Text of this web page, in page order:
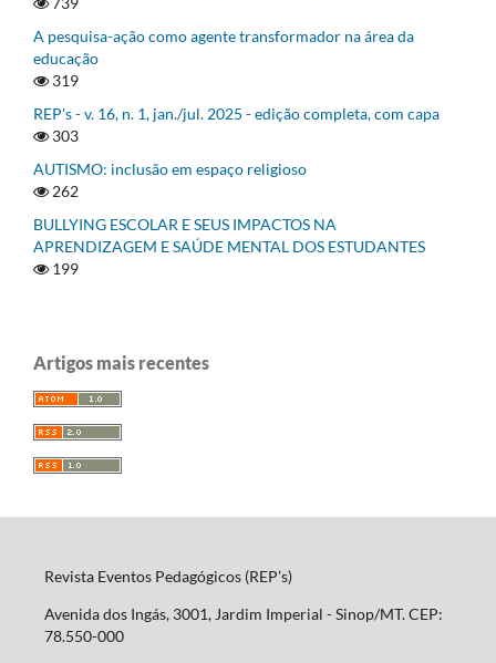
A pesquisa-ação como agente transformador na área da
educação
319
REP's - v. 16, n. 1, jan./jul. 2025 - edição completa, com capa
303
AUTISMO: inclusão em espaço religioso
262
BULLYING ESCOLAR E SEUS IMPACTOS NA
APRENDIZAGEM E SAÚDE MENTAL DOS ESTUDANTES
199
Artigos mais recentes
Revista Eventos Pedagógicos (REP’s)
Avenida dos Ingás, 3001, Jardim Imperial - Sinop/MT. CEP:
78.550-000